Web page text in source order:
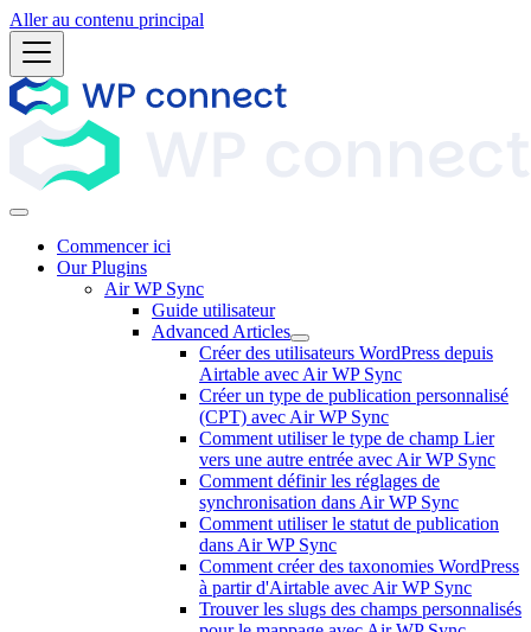
Aller au contenu principal
Commencer ici
Our Plugins
Air WP Sync
Guide utilisateur
Advanced Articles
Créer des utilisateurs WordPress depuis
Airtable avec Air WP Sync
Créer un type de publication personnalisé
(CPT) avec Air WP Sync
Comment utiliser le type de champ Lier
vers une autre entrée avec Air WP Sync
Comment définir les réglages de
synchronisation dans Air WP Sync
Comment utiliser le statut de publication
dans Air WP Sync
Comment créer des taxonomies WordPress
à partir d'Airtable avec Air WP Sync
Trouver les slugs des champs personnalisés